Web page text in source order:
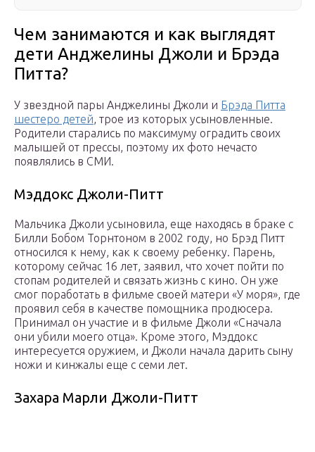
Чем занимаются и как выглядят
дети Анджелины Джоли и Брэда
Питта?
У звездной пары Анджелины Джоли и Брэда Питта
шестеро детей, трое из которых усыновленные.
Родители старались по максимуму оградить своих
малышей от прессы, поэтому их фото нечасто
появлялись в СМИ.
Мэддокс Джоли-Питт
Мальчика Джоли усыновила, еще находясь в браке с
Билли Бобом Торнтоном в 2002 году, но Брэд Питт
относился к нему, как к своему ребенку. Парень,
которому сейчас 16 лет, заявил, что хочет пойти по
стопам родителей и связать жизнь с кино. Он уже
смог поработать в фильме своей матери «У моря», где
проявил себя в качестве помощника продюсера.
Принимал он участие и в фильме Джоли «Сначала
они убили моего отца». Кроме этого, Мэддокс
интересуется оружием, и Джоли начала дарить сыну
ножи и кинжалы еще с семи лет.
Захара Марли Джоли-Питт